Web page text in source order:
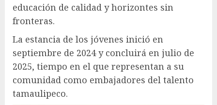
educación de calidad y horizontes sin
fronteras.
La estancia de los jóvenes inició en
septiembre de 2024 y concluirá en julio de
2025, tiempo en el que representan a su
comunidad como embajadores del talento
tamaulipeco.